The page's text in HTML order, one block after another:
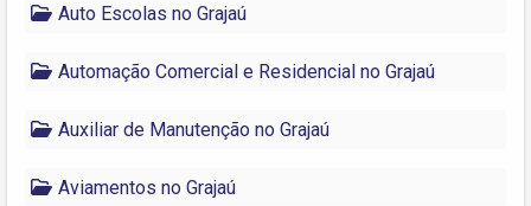
Auto Escolas no Grajaú
Automação Comercial e Residencial no Grajaú
Auxiliar de Manutenção no Grajaú
Aviamentos no Grajaú